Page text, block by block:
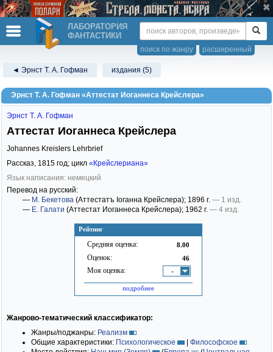
ЛАБОРАТОРИЯ
ФАНТАСТИКИ
расширенный
поиск по жанру
◄ Эрнст Т. А. Гофман издания (5)
Эрнст Т. А. Гофман «Аттестат Иоганнеса Крейслера»
Рейтинг
Средняя оценка: 8.00
Оценок: 46
Моя оценка: -
подробнее
Эрнст Т. А. Гофман
Аттестат Иоганнеса Крейслера
Johannes Kreislers Lehrbrief
Рассказ, 1815 год; цикл «Крейслериана»
Язык написания: немецкий
Перевод на русский:
— М. Бекетова (Аттестатъ Іоганна Крейслера); 1896 г. — 1 изд.
— Е. Галати (Аттестат Иоганнеса Крейслера); 1962 г. — 4 изд.
Жанрово-тематический классификатор:
Жанры/поджанры: Реализм
Общие характеристики: Психологическое | Философское